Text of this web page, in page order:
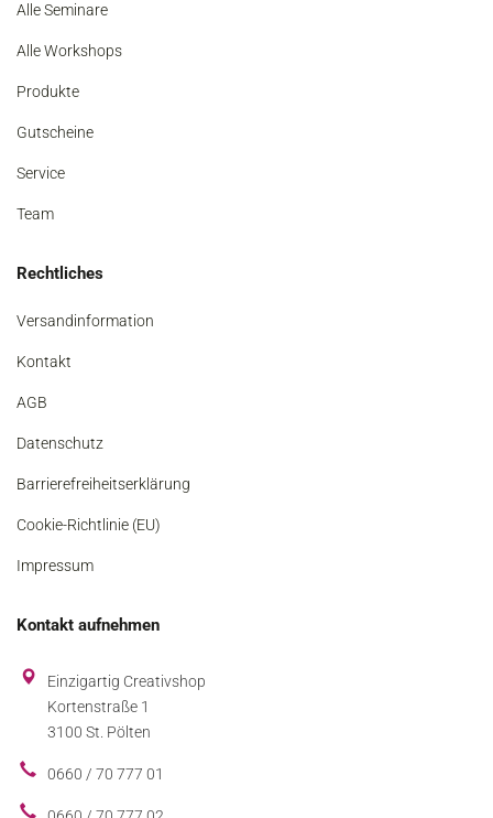
Alle Seminare
Alle Workshops
Produkte
Gutscheine
Service
Team
Rechtliches
Versandinformation
Kontakt
AGB
Datenschutz
Barrierefreiheitserklärung
Cookie-Richtlinie (EU)
Impressum
Kontakt aufnehmen
Einzigartig Creativshop
Kortenstraße 1
3100 St. Pölten
0660 / 70 777 01